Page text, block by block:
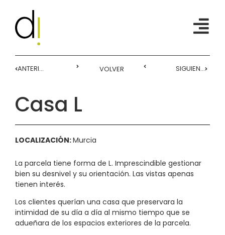
ANTERIOR VOLVER SIGUIENTE
Casa L
LOCALIZACIÓN:Murcia
La parcela tiene forma de L. Imprescindible gestionar
bien su desnivel y su orientación. Las vistas apenas
tienen interés.
Los clientes querían una casa que preservara la
intimidad de su día a día al mismo tiempo que se
adueñara de los espacios exteriores de la parcela.